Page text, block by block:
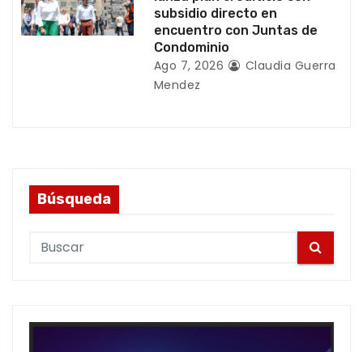
subsidio directo en
encuentro con Juntas de
Condominio
Ago 7, 2026
Claudia Guerra
Mendez
Búsqueda
c